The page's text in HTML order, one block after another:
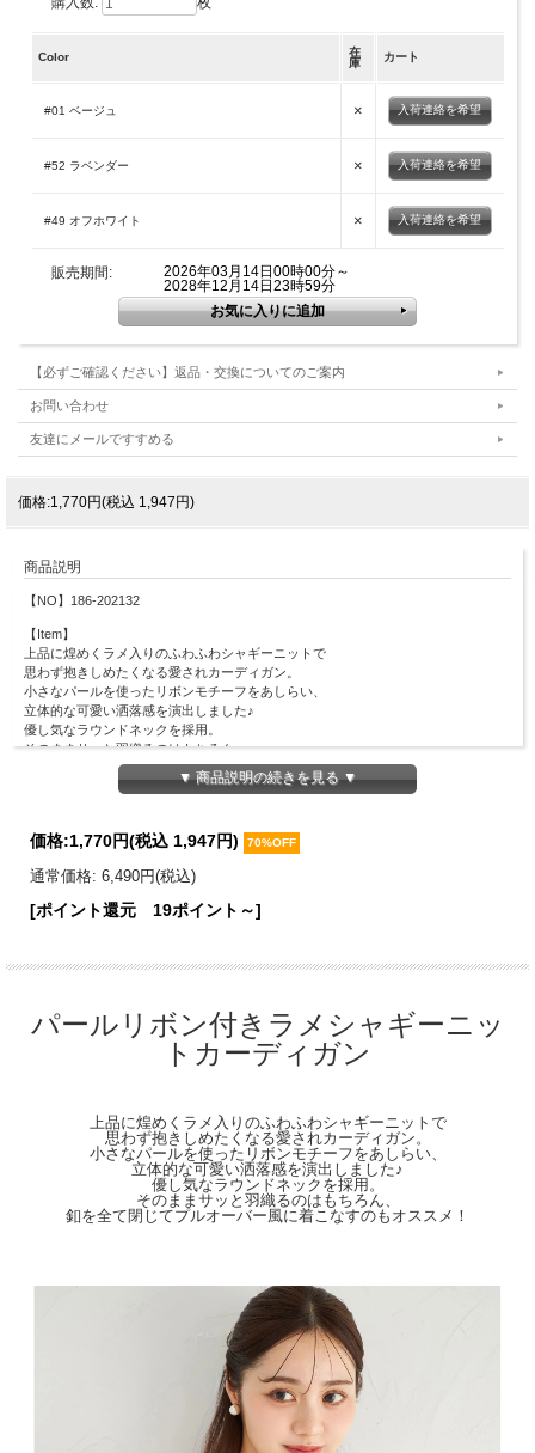
Color
在
庫
カート
#01 ベージュ × 入荷連絡を希望
#52 ラベンダー × 入荷連絡を希望
#49 オフホワイト × 入荷連絡を希望
販売期間:
2026年03月14日00時00分～
2028年12月14日23時59分
【必ずご確認ください】返品・交換についてのご案内
お問い合わせ
友達にメールですすめる
価格:1,770円(税込 1,947円)
商品説明
【NO】186-202132
【Item】
上品に煌めくラメ入りのふわふわシャギーニットで
思わず抱きしめたくなる愛されカーディガン。
小さなパールを使ったリボンモチーフをあしらい、
立体的な可愛い洒落感を演出しました♪
優し気なラウンドネックを採用。
そのままサッと羽織るのはもちろん、
釦を全て閉じてプルオーバー風に着こなすのもオススメ！
【Detail】
総丈：42cm
肩幅：32cm
裾幅：30cm
【Attention】サイズは平置きサイズとなりますので測り方により誤差が出る場合が
ございます。 色合いはモニター環境により若干の誤差が出ます。 ライティングや
▼ 商品説明の続きを見る ▼
価格:1,770円(税込 1,947円) 70%OFF
通常価格: 6,490円(税込)
[ポイント還元 19ポイント～]
パールリボン付きラメシャギーニッ
トカーディガン
上品に煌めくラメ入りのふわふわシャギーニットで
思わず抱きしめたくなる愛されカーディガン。
小さなパールを使ったリボンモチーフをあしらい、
立体的な可愛い洒落感を演出しました♪
優し気なラウンドネックを採用。
そのままサッと羽織るのはもちろん、
釦を全て閉じてプルオーバー風に着こなすのもオススメ！